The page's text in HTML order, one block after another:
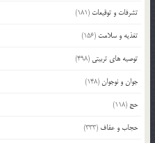
تشرفات و توقیعات (181)
تغذیه و سلامت (156)
توصیه های تربیتی (498)
جوان و نوجوان (148)
حج (118)
حجاب و عفاف (333)